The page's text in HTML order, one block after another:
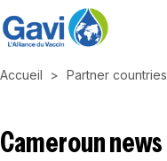
Skip
to
content
Accueil Partner countries
Cameroun news